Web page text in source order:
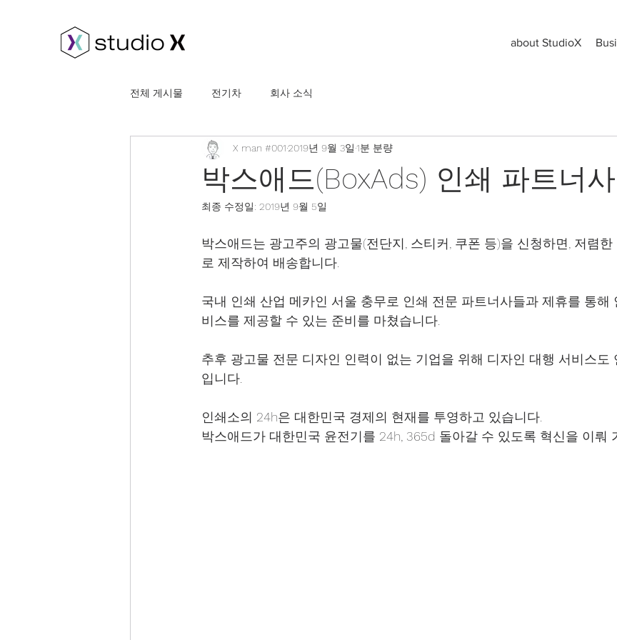
about StudioX
전체 게시물 전기차 회사 소식
박스애드(BoxAds) 인쇄 파트너
X man #0012019년 9월 3일 1분 분량
최종 수정일: 2019년 9월 5일
박스애드는 광고주의 광고물(전단지, 스티커, 쿠폰 등)을 신청하면, 저렴
로 제작하여 배송합니다.
국내 인쇄 산업 메카인 서울 충무로 인쇄 전문 파트너사들과 제휴를 통해
비스를 제공할 수 있는 준비를 마쳤습니다.
추후 광고물 전문 디자인 인력이 없는 기업을 위해 디자인 대행 서비스도
입니다.
인쇄소의 24h은 대한민국 경제의 현재를 투영하고 있습니다.
박스애드가 대한민국 윤전기를 24h, 365d 돌아갈 수 있도록 혁신을 이뤄